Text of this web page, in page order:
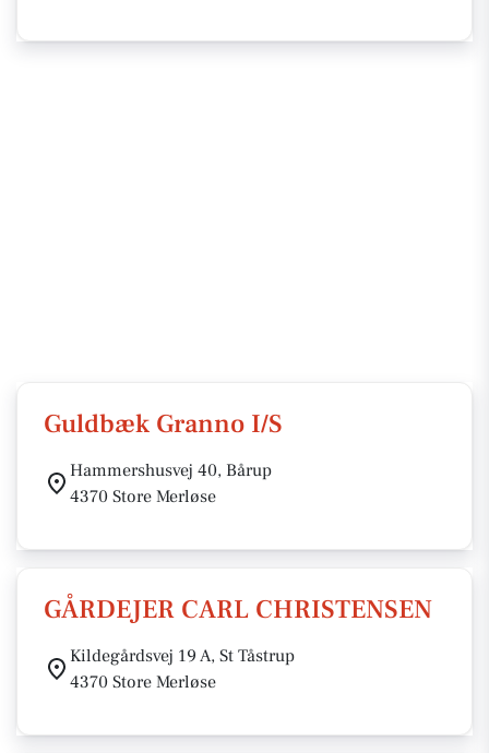
Guldbæk Granno I/S
Hammershusvej 40, Bårup
4370 Store Merløse
GÅRDEJER CARL CHRISTENSEN
Kildegårdsvej 19 A, St Tåstrup
4370 Store Merløse